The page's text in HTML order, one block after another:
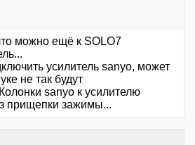
можно ещё к SOLO7
усилитель sanyo, может
не так будут
sanyo к усилителю
прищепки зажимы...